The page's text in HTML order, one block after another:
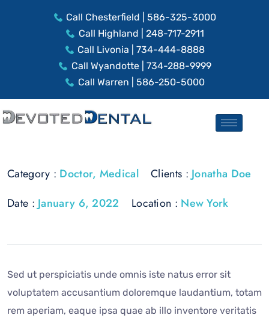
Call Chesterfield | 586-325-3000
Call Highland | 248-717-2911
Call Livonia | 734-444-8888
Call Wyandotte | 734-288-9999
Call Warren | 586-250-5000
Category : Doctor, Medical Clients : Jonatha Doe
Date : January 6, 2022 Location : New York
Sed ut perspiciatis unde omnis iste natus error sit
voluptatem accusantium doloremque laudantium, totam
rem aperiam, eaque ipsa quae ab illo inventore veritatis